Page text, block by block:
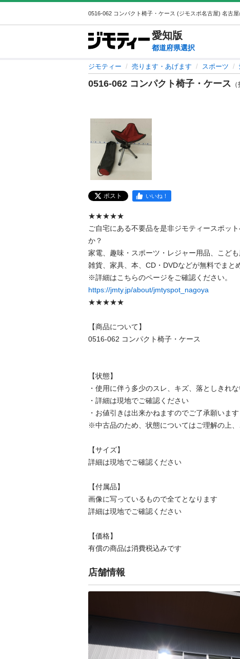
愛知版
都道府県選択
ジモティー 売ります・あげます スポーツ
0516-062 コンパクト椅子・ケース
ポスト いいね！
★★★★★
ご自宅にある不要品を是非ジモティースポッ
か？
家電、趣味・スポーツ・レジャー用品、こど
雑貨、家具、本、CD・DVDなどが無料でまと
https://jmty.jp/about/jmtyspot_nagoya
★★★★★
【商品について】
0516-062 コンパクト椅子・ケース
【状態】
・使用に伴う多少のスレ、キズ、落としきれ
・詳細は現地でご確認ください
・お値引きは出来かねますのでご了承願います
※中古品のため、状態についてはご理解の上、
【サイズ】
詳細は現地でご確認ください
【付属品】
画像に写っているもので全てとなります
詳細は現地でご確認ください
【価格】
有償の商品は消費税込みです
店舗情報